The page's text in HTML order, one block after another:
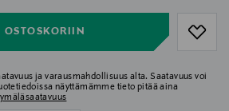
OSTOSKORIIN
ja varausmahdollisuus alta. Saatavuus voi
näyttämämme tieto pitää aina